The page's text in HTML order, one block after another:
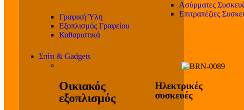
Γραφική Ύλη
Εξοπλισμός Γραφείου
Καθαριστικά
Ασύρματες
Επιτραπέζιες
Σπίτι & Gadgets
Οικιακός
εξοπλισμός
Ηλεκτρικές
συσκευές